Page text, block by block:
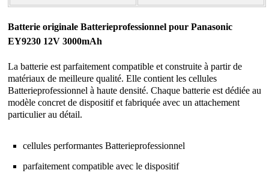
Batterie originale Batterieprofessionnel pour Panasonic
EY9230 12V 3000mAh
La batterie est parfaitement compatible et construite à partir de
matériaux de meilleure qualité. Elle contient les cellules
Batterieprofessionnel à haute densité. Chaque batterie est dédiée au
modèle concret de dispositif et fabriquée avec un attachement
particulier au détail.
cellules performantes Batterieprofessionnel
parfaitement compatible avec le dispositif